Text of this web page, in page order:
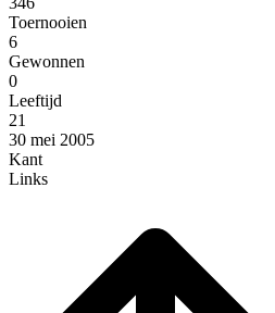
Toernooien
6
Gewonnen
0
Leeftijd
21
30 mei 2005
Kant
Links